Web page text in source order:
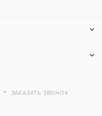
ЗАКАЗАТЬ ЗВОНОК